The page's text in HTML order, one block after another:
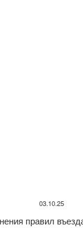
03.10.25
правил